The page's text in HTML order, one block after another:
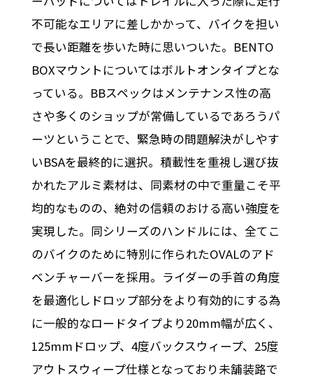
不可能なエリアに差しかかって、バイクを担い
で長い距離を歩いた時に思いついた。BENTO
BOXマウントについてはボルトオンタイプとな
っている。BBスペックはメンテナンス性の高
さや多くのショップが常備しているであろうパ
ーツということで、緊急時の問題解決がしやす
いBSAを最終的に選択。積載性を重視し選び抜
かれたアルミ素材は、同素材の中で重量こそ平
均的なものの、絶対の信頼のおける高い強度を
実現した。同シリーズのハンドルには、全てこ
のバイクのために特別に作られたOVALのアド
ベンチャーバーを採用。ライダーの手首の角度
を最適化しドロップ部分をより有効的にする為
に一般的なロードタイプより20mm幅が広く、
125mmドロップ、4度バックスウィープ、25度
アウトスウィープ仕様となっており未舗装路で